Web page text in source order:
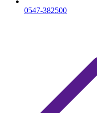
0547-382500